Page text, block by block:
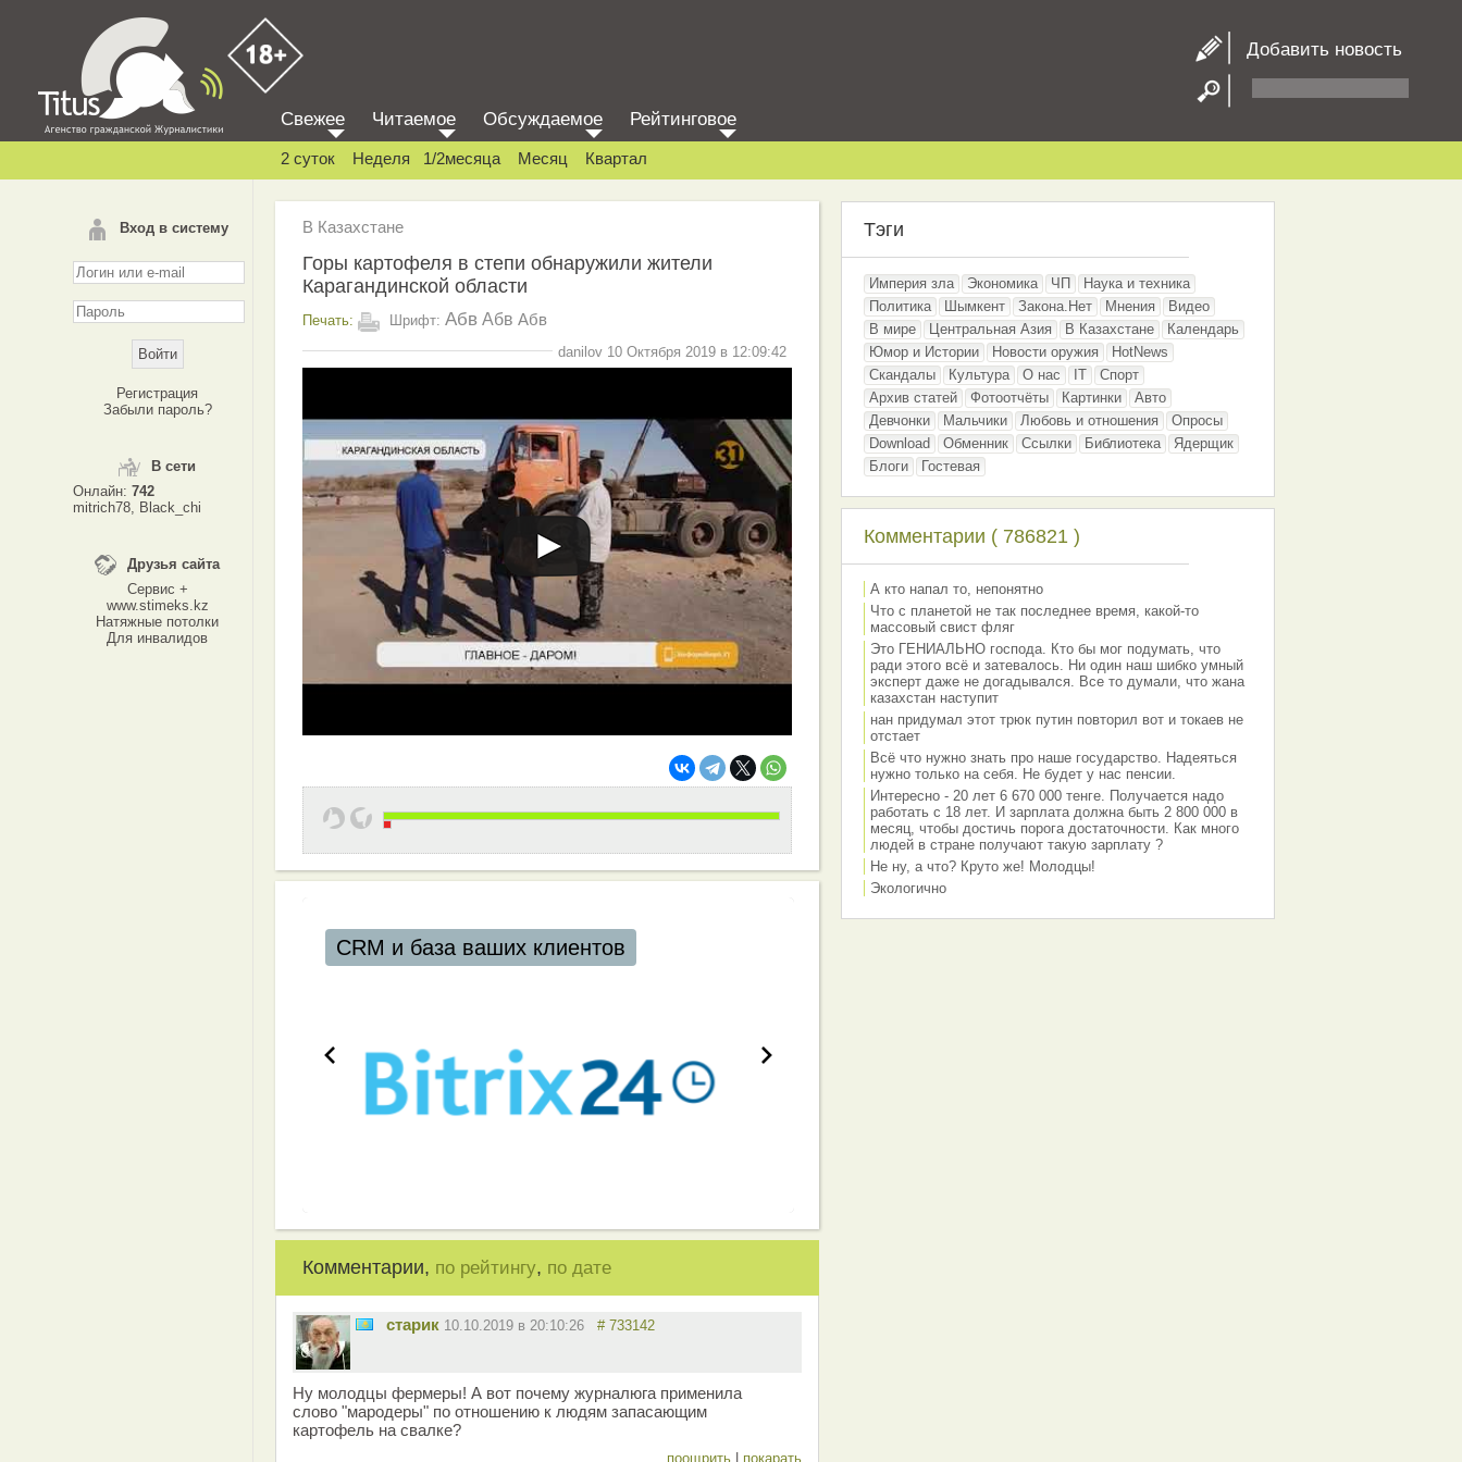
Добавить новость
Вход в систему
Регистрация
Забыли пароль?
В сети
Онлайн: 742
mitrich78, Black_chi
Друзья сайта
Сервис +
www.stimeks.kz
Натяжные потолки
Для инвалидов
Свежее Читаемое Обсуждаемое Рейтинговое
2 суток Неделя 1/2месяца Месяц Квартал
В Казахстане
Горы картофеля в степи обнаружили жители
Карагандинской области
Печать: Шрифт: Абв Абв Абв
danilov 10 Октября 2019 в 12:09:42
Комментарии, по рейтингу, по дате
старик 10.10.2019 в 20:10:26 # 733142
Ну молодцы фермеры! А вот почему журналюга применила
слово "мародеры" по отношению к людям запасающим
картофель на свалке?
поощрить | покарать
Тэги
Империя зла Экономика ЧП
Наука и техника
Политика
Шымкент Закона.Нет Мнения
Видео
В мире
Центральная Азия В Казахстане
Календарь
Юмор и Истории
Новости оружия
HotNews
Скандалы
Культура О нас IT
Спорт
Архив статей
Фотоотчёты Картинки
Авто
Девчонки
Мальчики Любовь и отношения
Опросы
Download
Обменник Ссылки Библиотека
Ядерщик
Блоги
Гостевая
Комментарии ( 786821 )
А кто напал то, непонятно
Что с планетой не так последнее время, какой-то
массовый свист фляг
Это ГЕНИАЛЬНО господа. Кто бы мог подумать, что
ради этого всё и затевалось. Ни один наш шибко умный
эксперт даже не догадывался. Все то думали, что жана
казахстан наступит
нан придумал этот трюк путин повторил вот и токаев не
отстает
Всё что нужно знать про наше государство. Надеяться
нужно только на себя. Не будет у нас пенсии.
Интересно - 20 лет 6 670 000 тенге. Получается надо
работать с 18 лет. И зарплата должна быть 2 800 000 в
месяц, чтобы достичь порога достаточности. Как много
людей в стране получают такую зарплату ?
Не ну, а что? Круто же! Молодцы!
Экологично